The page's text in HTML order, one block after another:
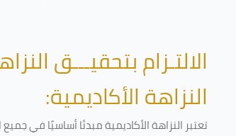
الالتـزام بتحقيـــق
النزاهة الأكاديمية:
تعتبر النزاهة الأكاديمية مبدئا أساسيًا في